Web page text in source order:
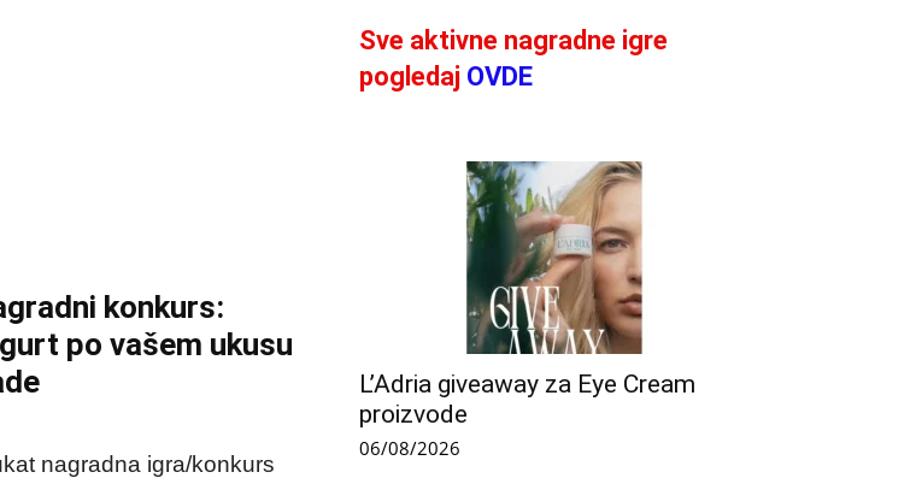
konkurs:
po vašem ukusu
nagradna igra/konkurs
Sve aktivne nagradne igre
pogledaj OVDE
L’Adria giveaway za Eye Cream
proizvode
06/08/2026